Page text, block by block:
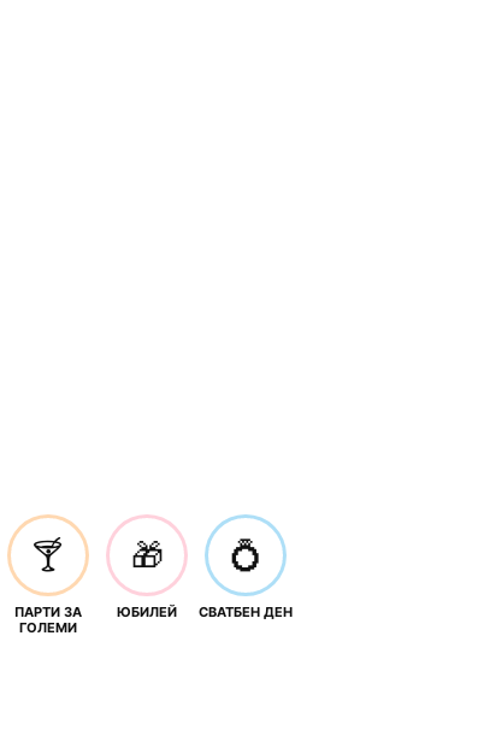
🍸
ПАРТИ ЗА
ГОЛЕМИ
🎁
ЮБИЛЕЙ
💍
СВАТБЕН ДЕН